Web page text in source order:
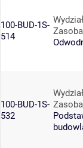
100-BUD-1S-
514
100-BUD-1S-
532